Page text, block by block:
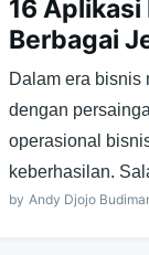
16
Berbagai
Dalam era bisnis
dengan
operasional
keberhasilan.
by Andy Djojo